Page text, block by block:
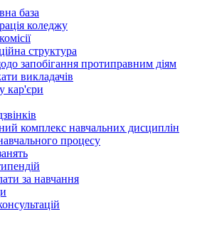
база
коледжу
структура
запобігання протиправним діям
викладачів
кар'єри
комплекс навчальних дисциплін
процесу
за навчання